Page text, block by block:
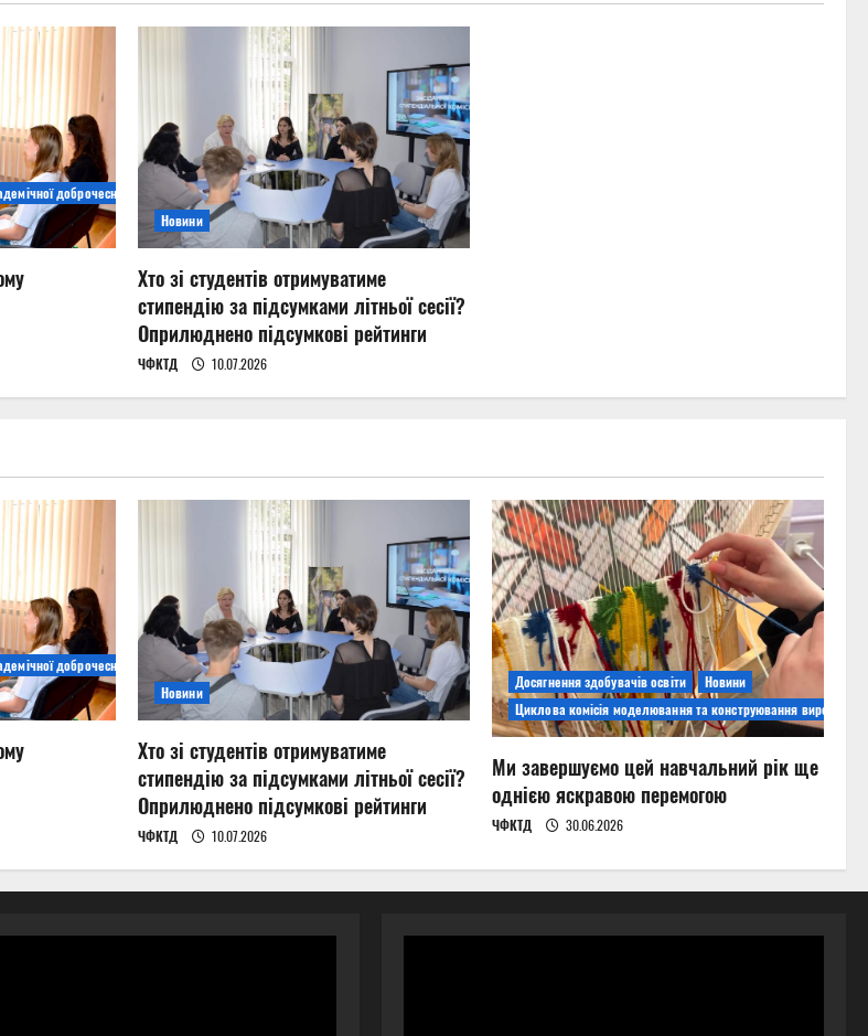
доброчесності
Новини
Хто зі студентів отримуватиме
стипендію за підсумками літньої сесії?
Оприлюднено підсумкові рейтинги
ЧФКТД 10.07.2026
доброчесності
Новини
Хто зі студентів отримуватиме
стипендію за підсумками літньої сесії?
Оприлюднено підсумкові рейтинги
ЧФКТД 10.07.2026
Досягнення здобувачів освіти
Новини
Циклова комісія моделювання та конструювання виробів
Ми завершуємо цей навчальний рік ще
однією яскравою перемогою
ЧФКТД 30.06.2026